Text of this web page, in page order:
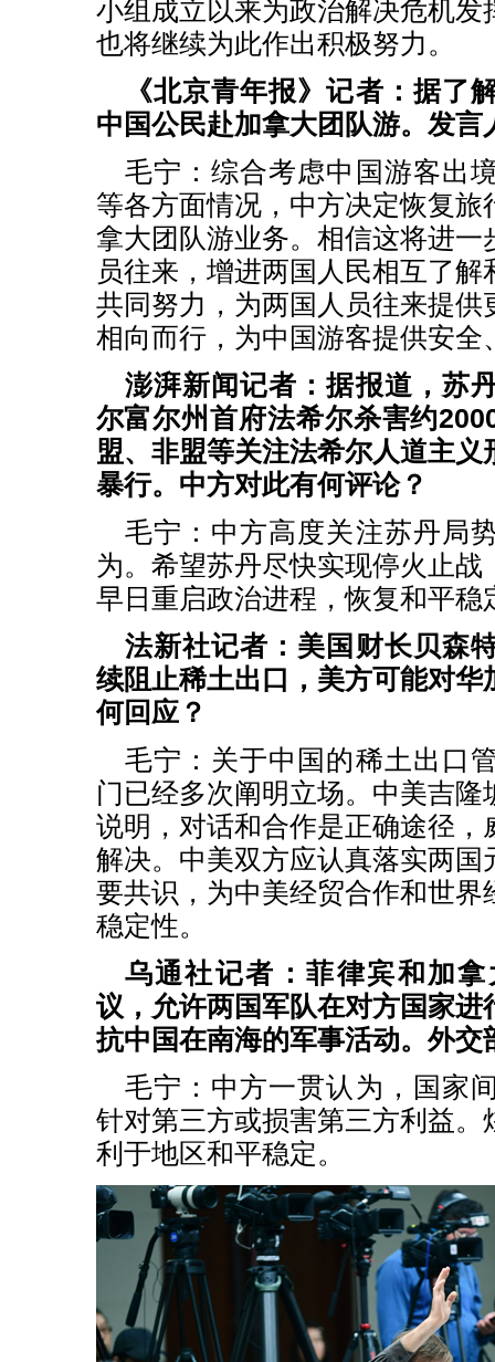
小组成立以来为政治解决危机发
也将继续为此作出积极努力。
《北京青年报》记者：据了
中国公民赴加拿大团队游。发言
毛宁：综合考虑中国游客出
等各方面情况，中方决定恢复旅
拿大团队游业务。相信这将进一
员往来，增进两国人民相互了
共同努力，为两国人员往来提供
相向而行，为中国游客提供安全
澎湃新闻记者：据报道，苏
尔富尔州首府法希尔杀害约
盟、非盟等关注法希尔人道主
暴行。中方对此有何评论？
毛宁：中方高度关注苏丹局
为。希望苏丹尽快实现停火止
早日重启政治进程，恢复和平稳
法新社记者：美国财长贝森
续阻止稀土出口，美方可能对华
何回应？
毛宁：关于中国的稀土出口
门已经多次阐明立场。中美吉
说明，对话和合作是正确途径，
解决。中美双方应认真落实两国
要共识，为中美经贸合作和世界
稳定性。
乌通社记者：菲律宾和加
议，允许两国军队在对方国家进
抗中国在南海的军事活动。外交
毛宁：中方一贯认为，国家
针对第三方或损害第三方利益。
利于地区和平稳定。